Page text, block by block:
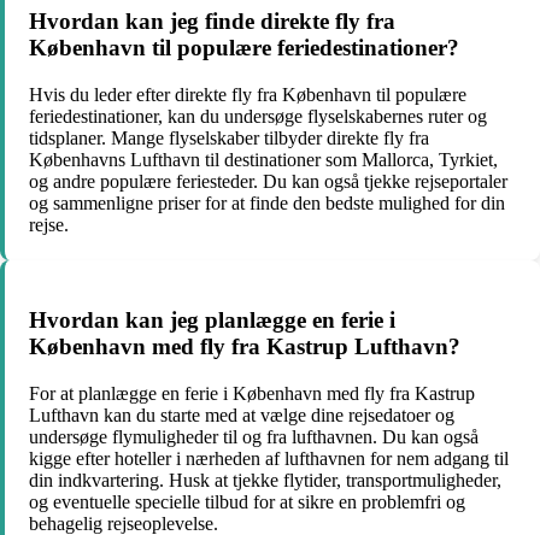
Hvordan kan jeg finde direkte fly fra
København til populære feriedestinationer?
Hvis du leder efter direkte fly fra København til populære
feriedestinationer, kan du undersøge flyselskabernes ruter og
tidsplaner. Mange flyselskaber tilbyder direkte fly fra
Københavns Lufthavn til destinationer som Mallorca, Tyrkiet,
og andre populære feriesteder. Du kan også tjekke rejseportaler
og sammenligne priser for at finde den bedste mulighed for din
rejse.
Hvordan kan jeg planlægge en ferie i
København med fly fra Kastrup Lufthavn?
For at planlægge en ferie i København med fly fra Kastrup
Lufthavn kan du starte med at vælge dine rejsedatoer og
undersøge flymuligheder til og fra lufthavnen. Du kan også
kigge efter hoteller i nærheden af lufthavnen for nem adgang til
din indkvartering. Husk at tjekke flytider, transportmuligheder,
og eventuelle specielle tilbud for at sikre en problemfri og
behagelig rejseoplevelse.